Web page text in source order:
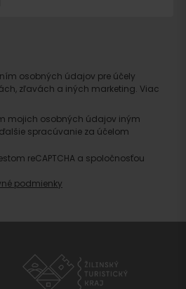
osobných údajov pre účely
zľavách a iných marketing. Viac
mojich osobných údajov iným
spracúvanie za účelom
reCAPTCHA a spoločnosťou
podmienky